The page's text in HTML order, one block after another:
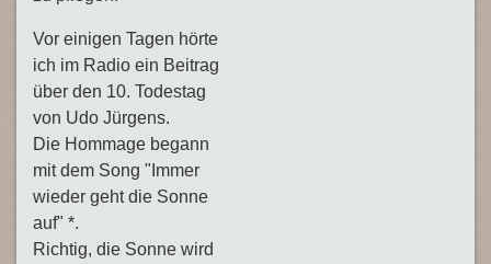
Vor einigen Tagen hörte
ich im Radio ein Beitrag
über den 10. Todestag
von Udo Jürgens.
Die Hommage begann
mit dem Song "Immer
wieder geht die Sonne
auf" *.
Richtig, die Sonne wird